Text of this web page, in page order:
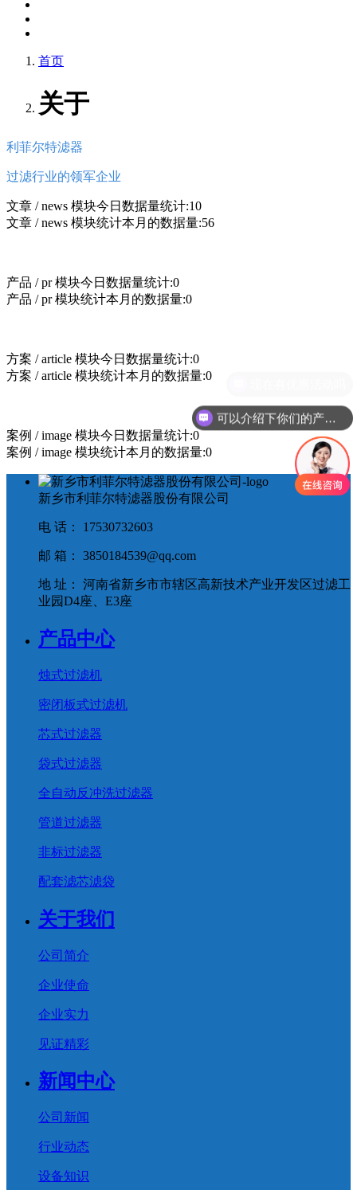
首页
关于
利菲尔特滤器
过滤行业的领军企业
文章 / news 模块今日数据量统计:10
文章 / news 模块统计本月的数据量:56
产品 / pr 模块今日数据量统计:0
产品 / pr 模块统计本月的数据量:0
方案 / article 模块今日数据量统计:0
方案 / article 模块统计本月的数据量:0
案例 / image 模块今日数据量统计:0
案例 / image 模块统计本月的数据量:0
新乡市利菲尔特滤器股份有限公司
电 话： 17530732603
邮 箱： 3850184539@qq.com
地 址： 河南省新乡市市辖区高新技术产业开发区过滤工
业园D4座、E3座
产品中心
烛式过滤机
密闭板式过滤机
芯式过滤器
袋式过滤器
全自动反冲洗过滤器
管道过滤器
非标过滤器
配套滤芯滤袋
关于我们
公司简介
企业使命
企业实力
见证精彩
新闻中心
公司新闻
行业动态
设备知识
可以介绍下你们的产品么